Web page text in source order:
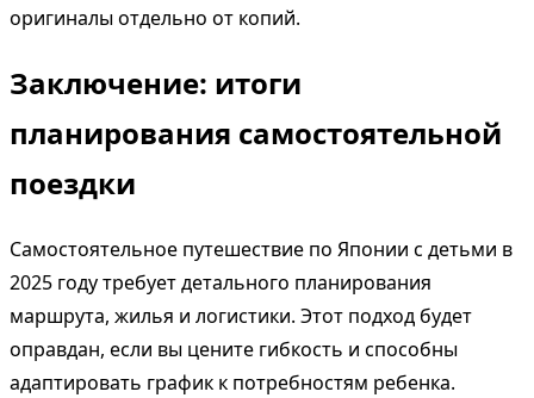
оригиналы отдельно от копий.
Заключение: итоги
планирования самостоятельной
поездки
Самостоятельное путешествие по Японии с детьми в
2025 году требует детального планирования
маршрута, жилья и логистики. Этот подход будет
оправдан, если вы цените гибкость и способны
адаптировать график к потребностям ребенка.